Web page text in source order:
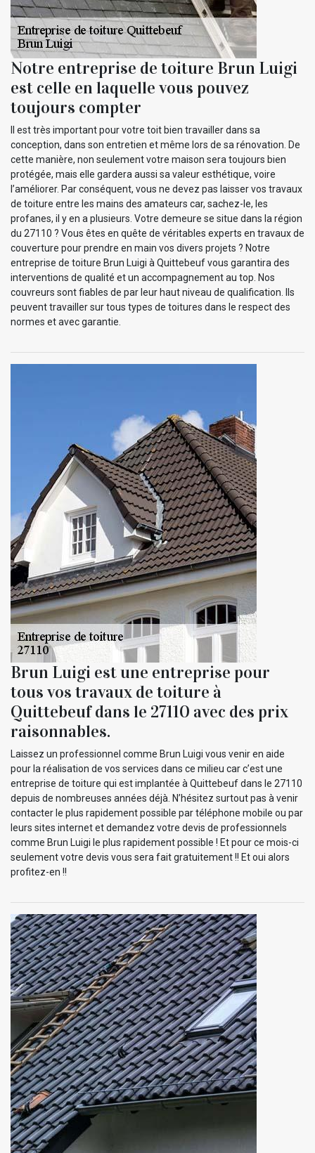
Notre entreprise de toiture Brun Luigi
est celle en laquelle vous pouvez
toujours compter
Il est très important pour votre toit bien travailler dans sa
conception, dans son entretien et même lors de sa rénovation. De
cette manière, non seulement votre maison sera toujours bien
protégée, mais elle gardera aussi sa valeur esthétique, voire
l’améliorer. Par conséquent, vous ne devez pas laisser vos travaux
de toiture entre les mains des amateurs car, sachez-le, les
profanes, il y en a plusieurs. Votre demeure se situe dans la région
du 27110 ? Vous êtes en quête de véritables experts en travaux de
couverture pour prendre en main vos divers projets ? Notre
entreprise de toiture Brun Luigi à Quittebeuf vous garantira des
interventions de qualité et un accompagnement au top. Nos
couvreurs sont fiables de par leur haut niveau de qualification. Ils
peuvent travailler sur tous types de toitures dans le respect des
normes et avec garantie.
Brun Luigi est une entreprise pour
tous vos travaux de toiture à
Quittebeuf dans le 27110 avec des prix
raisonnables.
Laissez un professionnel comme Brun Luigi vous venir en aide
pour la réalisation de vos services dans ce milieu car c’est une
entreprise de toiture qui est implantée à Quittebeuf dans le 27110
depuis de nombreuses années déjà. N’hésitez surtout pas à venir
contacter le plus rapidement possible par téléphone mobile ou par
leurs sites internet et demandez votre devis de professionnels
comme Brun Luigi le plus rapidement possible ! Et pour ce mois-ci
seulement votre devis vous sera fait gratuitement !! Et oui alors
profitez-en !!